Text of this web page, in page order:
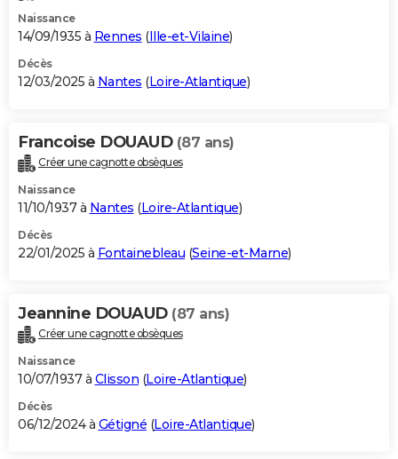
Naissance
14/09/1935 à Rennes (Ille-et-Vilaine)
Décès
12/03/2025 à Nantes (Loire-Atlantique)
Francoise DOUAUD (87 ans)
Créer une cagnotte obsèques
Naissance
11/10/1937 à Nantes (Loire-Atlantique)
Décès
22/01/2025 à Fontainebleau (Seine-et-Marne)
Jeannine DOUAUD (87 ans)
Créer une cagnotte obsèques
Naissance
10/07/1937 à Clisson (Loire-Atlantique)
Décès
06/12/2024 à Gétigné (Loire-Atlantique)